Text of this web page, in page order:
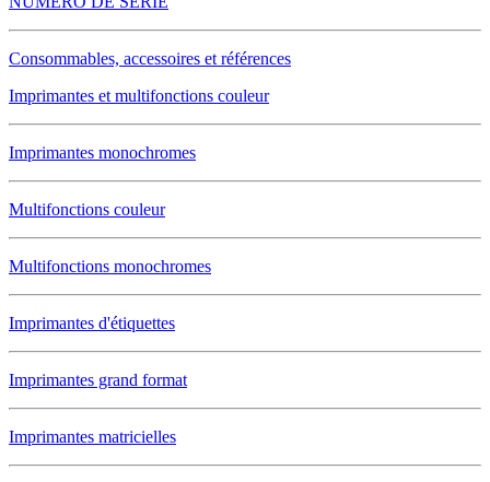
Consommables, accessoires et références
Imprimantes et multifonctions couleur
Imprimantes monochromes
Multifonctions couleur
Multifonctions monochromes
Imprimantes d'étiquettes
Imprimantes grand format
Imprimantes matricielles